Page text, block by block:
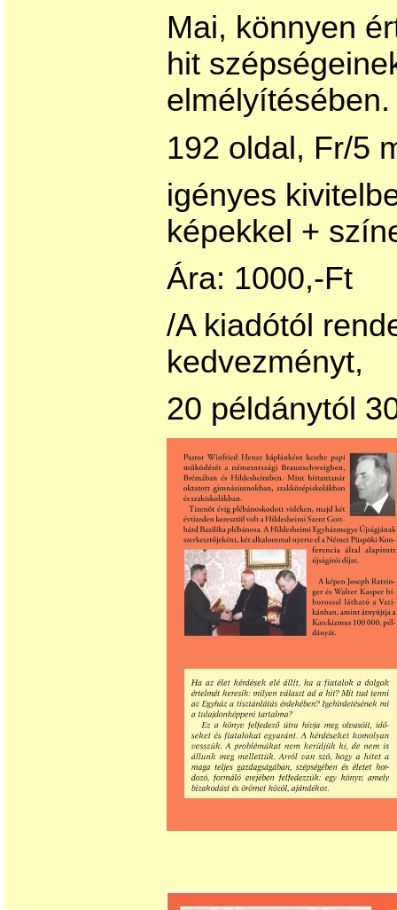
Mai, könnyen
hit
elmélyítésében.
192 oldal, Fr/5
igényes
képekkel +
Ára: 1000,-Ft
/A kiadótól
kedvezményt,
20 példánytól